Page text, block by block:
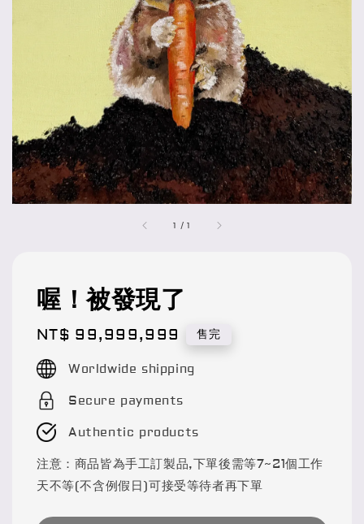
1 /1
喔！被發現了
Regular
price
NT$ 99,999,999 售完
Worldwide shipping
Secure payments
Authentic products
注意：商品皆為手工訂製品,下單後需等7~21個工作
天不等(不含例假日)可接受等待者再下單